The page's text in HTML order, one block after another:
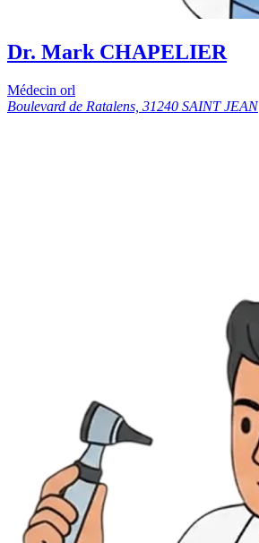
Dr. Mark CHAPELIER
Médecin orl
Boulevard de Ratalens, 31240 SAINT JEAN